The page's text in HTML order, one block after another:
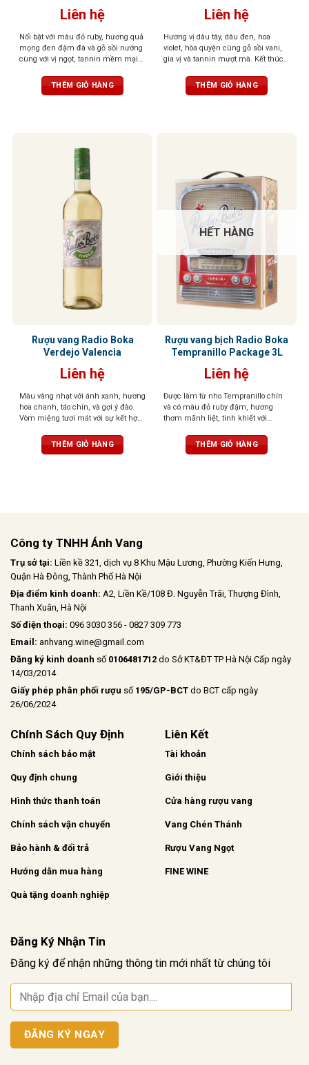
Liên hệ
Nổi bật với màu đỏ ruby, hương quả
mọng đen đậm đà và gỗ sồi nướng
cùng với vị ngọt, tannin mềm mại
bộ hộp túi cao cấp
THÊM GIỎ HÀNG
Liên hệ
Hương vị dâu tây, dâu đen, hoa
violet, hòa quyện cùng gỗ sồi vani,
gia vị và tannin mượt mà. Kết thúc
ngọt ngàoTHÊM GIỎ HÀNG
Rượu vang Radio Boka
Verdejo Valencia
Liên hệ
Màu vàng nhạt với ánh xanh, hương
hoa chanh, táo chín, và gợi ý đào.
Vòm miệng tươi mát với sự kết hợp
THÊM GIỎ HÀNG
HẾT HÀNG
Rượu vang bịch Radio Boka
Tempranillo Package 3L
Liên hệ
Được làm từ nho Tempranillo chín
và có màu đỏ ruby đậm, hương
thơm mãnh liệt, tinh khiết với
gia vị ngọt như quế, vani. Cân bằng
hoàn hảo giữa axit và tannin mềm
THÊM GIỎ HÀNG
Công ty TNHH Ánh Vang
Trụ sở tại: Liền kề 321, dịch vụ 8 Khu Mậu Lương, Phường Kiến Hưng,
Quận Hà Đông, Thành Phố Hà Nội
Địa điểm kinh doanh: A2, Liền Kề/108 Đ. Nguyễn Trãi, Thượng Đình,
Thanh Xuân, Hà Nội
Số điện thoại: 096 3030 356 - 0827 309 773
Email: anhvang.wine@gmail.com
Đăng ký kinh doanh số 0106481712 do Sở KT&ĐT TP Hà Nội Cấp ngày
14/03/2014
Giấy phép phân phối rượu số 195/GP-BCT do BCT cấp ngày
26/06/2024
Chính Sách Quy Định
Chính sách bảo mật
Quy định chung
Hình thức thanh toán
Chính sách vận chuyển
Bảo hành & đổi trả
Hướng dẫn mua hàng
Quà tặng doanh nghiệp
Liên Kết
Tài khoản
Giới thiệu
Cửa hàng rượu vang
Vang Chén Thánh
Rượu Vang Ngọt
FINE WINE
Đăng Ký Nhận Tin
Đăng ký để nhận những thông tin mới nhất từ chúng tôi